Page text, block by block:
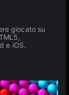
giocato su
e iOS.